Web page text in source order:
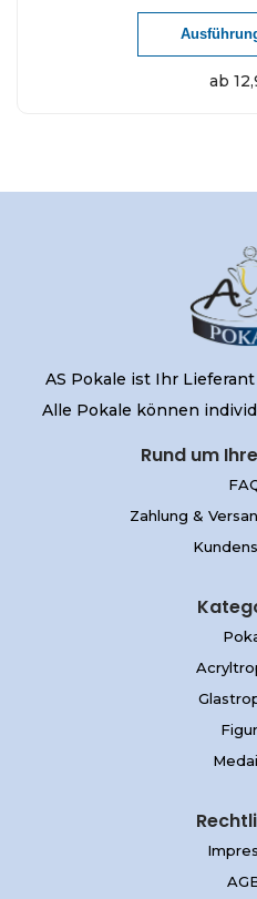
ab
AS Pokale ist Ihr
Alle Pokale können
Rund um
Zahlung &